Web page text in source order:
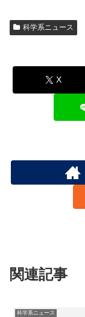
科学系ニュース
X
関連記事
科学系ニュース